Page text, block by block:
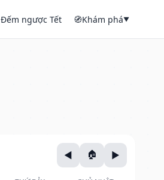
Đếm ngược Tết 🧭Khám phá▼